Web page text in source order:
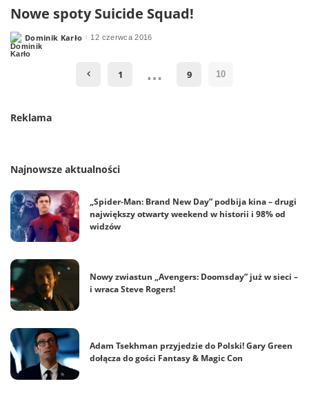
Nowe spoty Suicide Squad!
Posted
by
Dominik Karło 12 czerwca 2016
1 … 9 10
Reklama
Najnowsze aktualności
„Spider-Man: Brand New Day” podbija kina – drugi
największy otwarty weekend w historii i 98% od
widzów
Nowy zwiastun „Avengers: Doomsday” już w sieci –
i wraca Steve Rogers!
Adam Tsekhman przyjedzie do Polski! Gary Green
dołącza do gości Fantasy & Magic Con